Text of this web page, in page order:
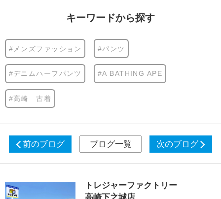
キーワードから探す
#メンズファッション #パンツ
#デニムハーフパンツ #A BATHING APE
#高崎 古着
前のブログ ブログ一覧 次のブログ
トレジャーファクトリー